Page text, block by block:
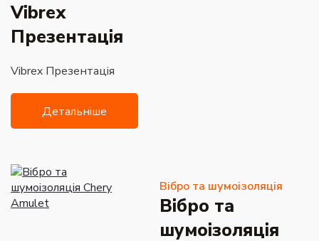
Vibrex
Презентація
Vibrex Презентація
Детальніше
Вібро та шумоізоляція
Вібро та
шумоізоляція